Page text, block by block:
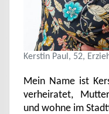
Kerstin Paul, 52,
Mein Name ist
verheiratet,
und wohne im